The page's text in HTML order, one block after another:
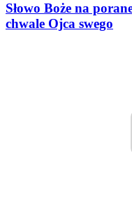
Słowo Boże na
chwale Ojca swego